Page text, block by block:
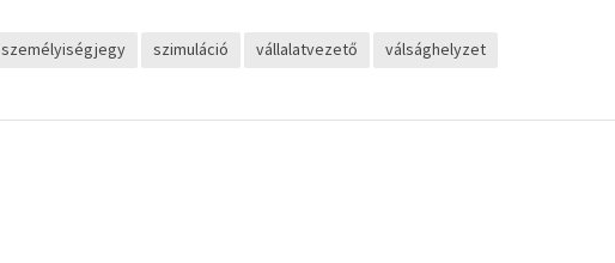
személyiségjegy szimuláció vállalatvezető válsághelyzet